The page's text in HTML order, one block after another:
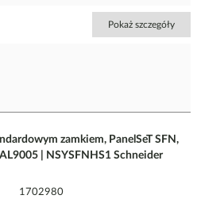
Pokaż szczegóły
zamkiem, PanelSeT SFN,
| NSYSFNHS1 Schneider
1702980